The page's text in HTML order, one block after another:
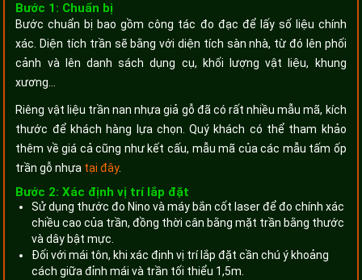
Bước 1: Chuẩn bị
Bước chuẩn bị bao gồm công tác đo đạc để lấy số liệu chính
xác. Diện tích trần sẽ bằng với diện tích sàn nhà, từ đó lên phối
cảnh và lên danh sách dụng cụ, khối lượng vật liệu, khung
xương…
Riêng vật liệu trần nan nhựa giả gỗ đã có rất nhiều mẫu mã, kích
thước để khách hàng lựa chọn. Quý khách có thể tham khảo
thêm về giá cả cũng như kết cấu, mẫu mã của các mẫu tấm ốp
trần gỗ nhựa tại đây.
Bước 2: Xác định vị trí lắp đặt
Sử dụng thước đo Nino và máy bắn cốt laser để đo chính xác
chiều cao của trần, đồng thời cân bằng mặt trần bằng thước
và dây bật mực.
Đối với mái tôn, khi xác định vị trí lắp đặt cần chú ý khoảng
cách giữa đỉnh mái và trần tối thiểu 1,5m.